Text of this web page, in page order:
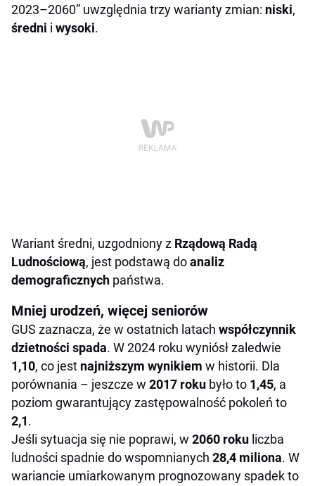
2023–2060” uwzględnia trzy warianty zmian: niski,
średni i wysoki.
Wariant średni, uzgodniony z Rządową Radą
Ludnościową, jest podstawą doanaliz
demograficznych państwa.
Mniej urodzeń, więcej seniorów
GUS zaznacza, że w ostatnich latach współczynnik
dzietności spada. W 2024 roku wyniósł zaledwie
1,10, co jest najniższym wynikiem w historii. Dla
porównania – jeszcze w 2017 roku było to 1,45, a
poziom gwarantujący zastępowalność pokoleń to
2,1.
Jeśli sytuacja się nie poprawi, w 2060 roku liczba
ludności spadnie do wspomnianych 28,4 miliona. W
wariancie umiarkowanym prognozowany spadek to